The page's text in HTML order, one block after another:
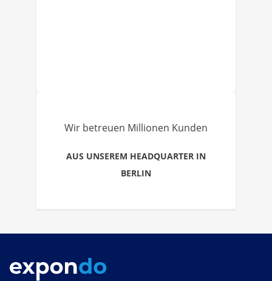
Wir betreuen Millionen Kunden
AUS UNSEREM HEADQUARTER IN
BERLIN